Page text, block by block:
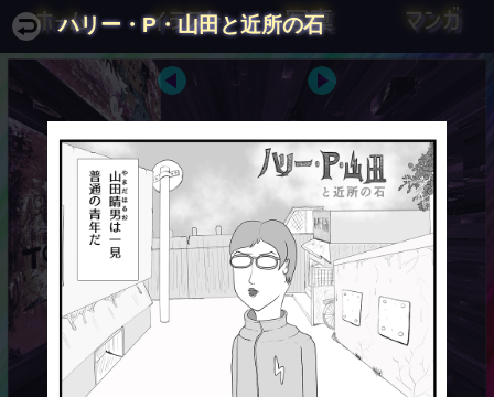
ホーム イラスト 写真 マンガ
人生に必要なものは、無知と自信
マーク・トウェイン
とんかつは我々の行為の半分を支
配し、他の半分を我々自身にゆだ
ねる。
マキャヴェッリ
ハリー・P・山田と近所の石